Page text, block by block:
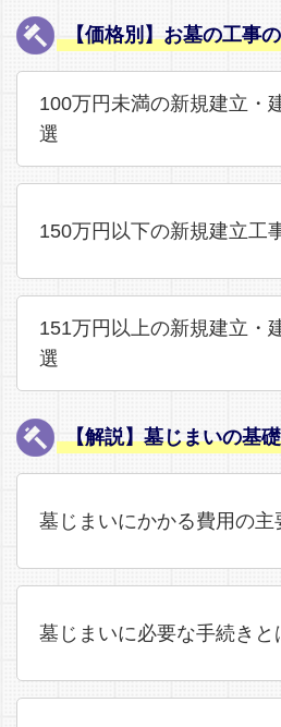
【価格別】お墓の工事
100万円未満の新規建立・
選
150万円以下の新規建立工
151万円以上の新規建立・
選
【解説】墓じまいの基
墓じまいにかかる費用の主
墓じまいに必要な手続きと